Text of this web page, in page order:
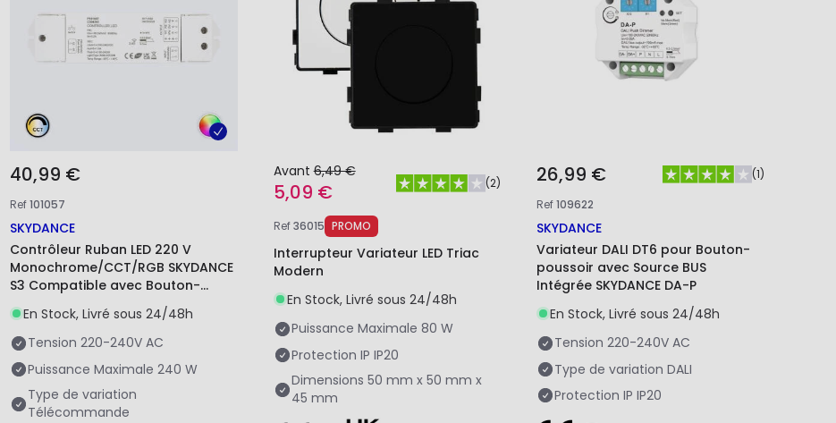
40,99 €
Ref101057
SKYDANCE
Contrôleur Ruban LED 220 V
Monochrome/CCT/RGB SKYDANCE
S3 Compatible avec Bouton-
poussoir et Télécommande RF
En Stock, Livré sous 24/48h
Tension 220-240V AC
Puissance Maximale 240 W
Type de variation
Télécommande
Avant 6,49 €
5,09 € (2)
Ref36015 PROMO
Interrupteur Variateur LED Triac
Modern
En Stock, Livré sous 24/48h
Puissance Maximale 80 W
Protection IP IP20
Dimensions 50 mm x 50 mm x
45 mm
26,99 € (1)
Ref109622
SKYDANCE
Variateur DALI DT6 pour Bouton-
poussoir avec Source BUS
Intégrée SKYDANCE DA-P
En Stock, Livré sous 24/48h
Tension 220-240V AC
Type de variation DALI
Protection IP IP20